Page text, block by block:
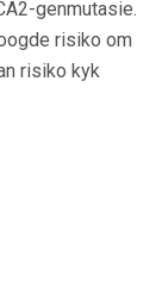
genmutasie.
risiko om
risiko kyk